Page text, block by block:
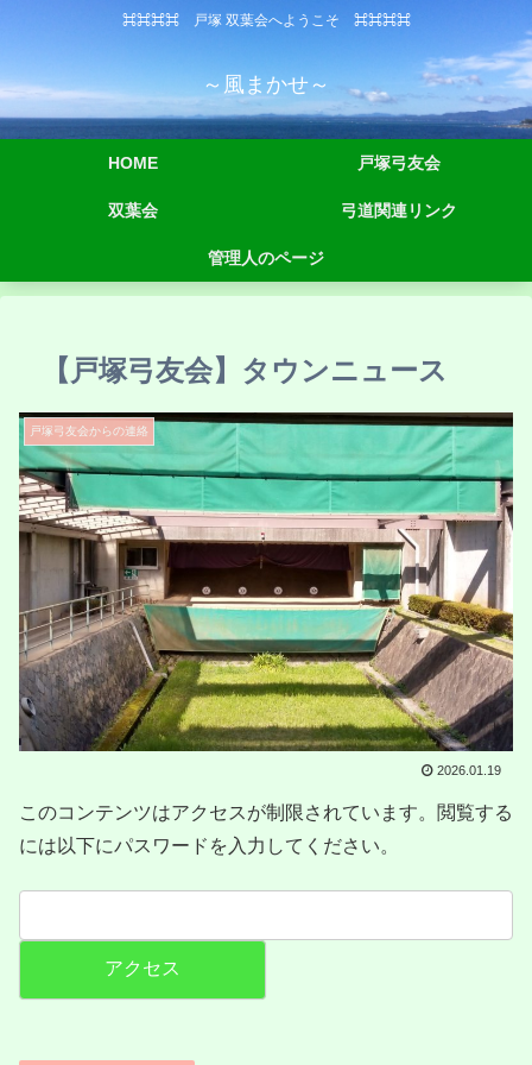
⌘⌘⌘⌘ 戸塚 双葉会へようこそ ⌘⌘⌘⌘
～風まかせ～
HOME 戸塚弓友会
双葉会 弓道関連リンク
管理人のページ
【戸塚弓友会】タウンニュース
戸塚弓友会からの連絡
2026.01.19
このコンテンツはアクセスが制限されています。閲覧する
には以下にパスワードを入力してください。